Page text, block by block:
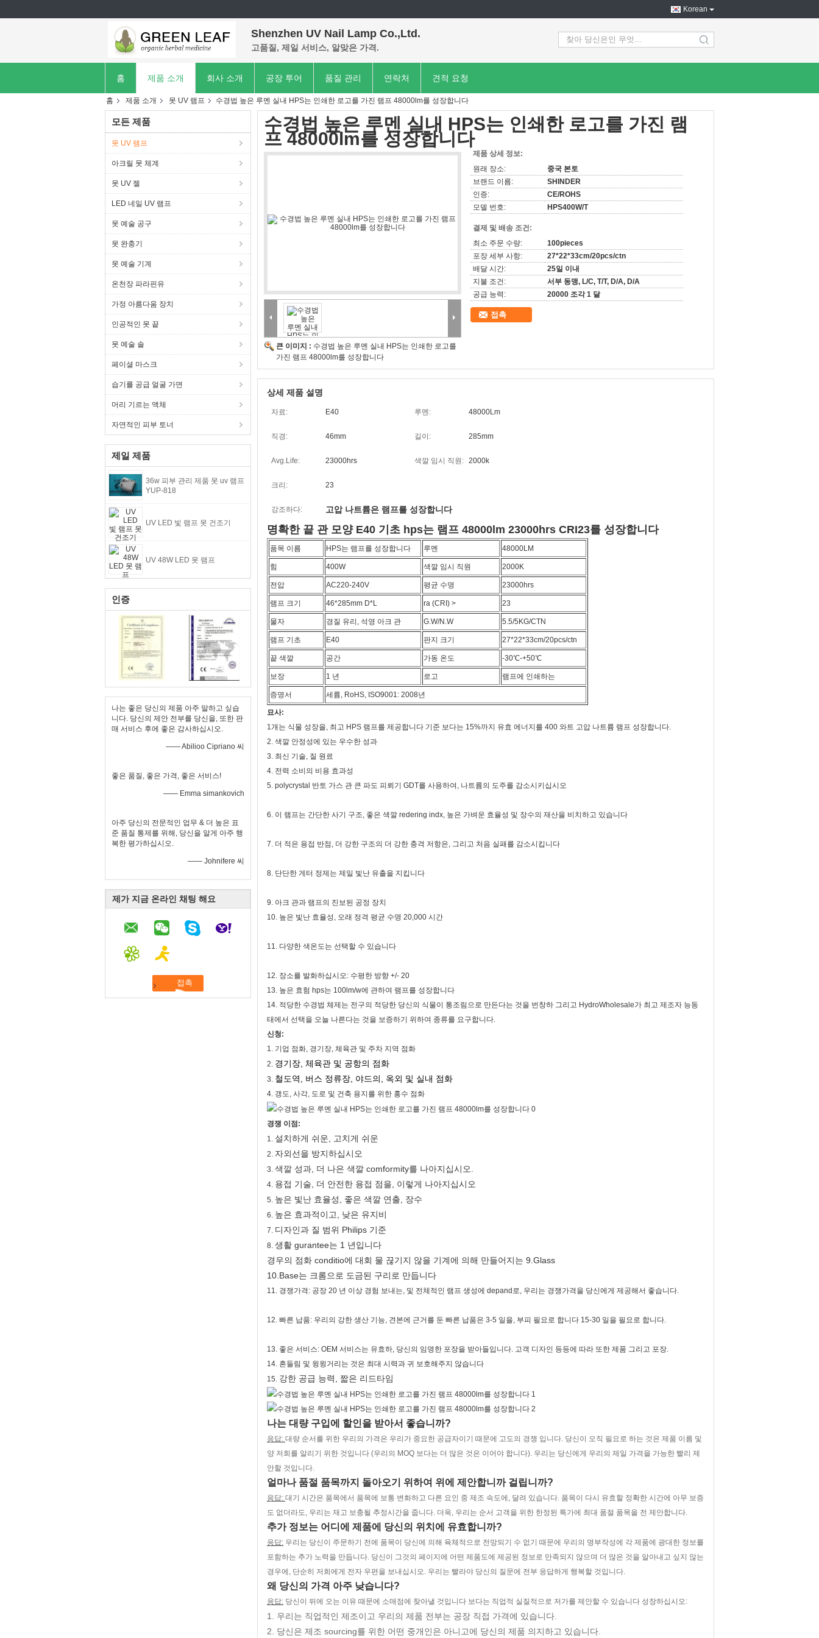
Korean
Shenzhen UV Nail Lamp Co.,Ltd.
고품질, 제일 서비스, 알맞은 가격. search
홈 제품 소개 회사 소개 공장 투어 품질 관리 연락처 견적 요청
홈 제품 소개 못 UV 램프 수경법 높은 루멘 실내 HPS는 인쇄한 로고를 가진 램프 48000lm를 성장합니다
모든 제품
못 UV 램프
아크릴 못 체계
못 UV 젤
LED 네일 UV 램프
못 예술 공구
못 완충기
못 예술 기계
온천장 파라핀유
가정 아름다움 장치
인공적인 못 끝
못 예술 솔
페이셜 마스크
습기를 공급 얼굴 가면
머리 기르는 액체
자연적인 피부 토너
제일 제품
36w 피부 관리 제품 못 uv 램프
YUP-818
UV LED 빛 램프 못 건조기
UV 48W LED 못 램프
인증
나는 좋은 당신의 제품 아주 말하고 싶습
니다. 당신의 제안 전부를 당신을, 또한 판
매 서비스 후에 좋은 감사하십시오.
—— Abilioo Cipriano 씨
좋은 품질, 좋은 가격, 좋은 서비스!
—— Emma simankovich
아주 당신의 전문적인 업무 & 더 높은 표
준 품질 통제를 위해, 당신을 알게 아주 행
복한 평가하십시오.
—— Johnifere 씨
제가 지금 온라인 채팅 해요
수경법 높은 루멘 실내 HPS는 인쇄한 로고를 가진 램
프 48000lm를 성장합니다
큰 이미지 : 수경법 높은 루멘 실내 HPS는 인쇄한 로고를
가진 램프 48000lm를 성장합니다
제품 상세 정보:
원래 장소:
중국 본토
브랜드 이름:
SHINDER
인증:
CE/ROHS
모델 번호:
HPS400W/T
결제 및 배송 조건:
최소 주문 수량:
100pieces
포장 세부 사항:
27*22*33cm/20pcs/ctn
배달 시간:
25일 이내
지불 조건:
서부 동맹, L/C, T/T, D/A, D/A
공급 능력:
20000 조각 1 달
접촉
상세 제품 설명
자료: E40 루멘: 48000Lm
직경: 46mm 길이: 285mm
Avg.Life: 23000hrs 색깔 임시 직원: 2000k
크리: 23
강조하다: 고압 나트륨은 램프를 성장합니다
명확한 끝 관 모양 E40 기초 hps는 램프 48000lm 23000hrs CRI23를 성장합니다
품목 이름 HPS는 램프를 성장합니다 루멘 48000LM
힘 400W 색깔 임시 직원 2000K
전압 AC220-240V 평균 수명 23000hrs
램프 크기 46*285mm D*L ra (CRI) > 23
물자 경질 유리, 석영 아크 관 G.W/N.W 5.5/5KG/CTN
램프 기초 E40 판지 크기 27*22*33cm/20pcs/ctn
끝 색깔 공간 가동 온도 -30℃-+50℃
보장 1 년 로고 램프에 인쇄하는
증명서 세륨, RoHS, ISO9001: 2008년
묘사:
1개는 식물 성장을, 최고 HPS 램프를 제공합니다 기준 보다는 15%까지 유효 에너지를 400 와트 고압 나트륨 램프 성장합니다.
2. 색깔 안정성에 있는 우수한 성과
3. 최신 기술, 질 원료
4. 전력 소비의 비용 효과성
5. polycrystal 반토 가스 관 큰 파도 피뢰기 GDT를 사용하여, 나트륨의 도주를 감소시키십시오
6. 이 램프는 간단한 사기 구조, 좋은 색깔 redering indx, 높은 가벼운 효율성 및 장수의 재산을 비치하고 있습니다
7. 더 적은 용접 반점, 더 강한 구조의 더 강한 충격 저항은, 그리고 처음 실패를 감소시킵니다
8. 단단한 게터 정제는 제일 빛난 유출을 지킵니다
9. 아크 관과 램프의 진보된 공정 장치
10. 높은 빛난 효율성, 오래 정격 평균 수명 20,000 시간
11. 다양한 색온도는 선택할 수 있습니다
12. 장소를 발화하십시오: 수평한 방향 +/- 20
13. 높은 효험 hps는 100lm/w에 관하여 램프를 성장합니다
14. 적당한 수경법 체제는 전구의 적당한 당신의 식물이 통조림으로 만든다는 것을 번창하 그리고 HydroWholesale가 최고 제조자 능동
태에서 선택을 오늘 나른다는 것을 보증하기 위하여 종류를 요구합니다.
신청:
1. 기업 점화, 경기장, 체육관 및 주차 지역 점화
2. 경기장, 체육관 및 공항의 점화
3. 철도역, 버스 정류장, 야드의, 옥외 및 실내 점화
4. 갱도, 사각, 도로 및 건축 용지를 위한 홍수 점화
경쟁 이점:
1. 설치하게 쉬운, 고치게 쉬운
2. 자외선을 방지하십시오
3. 색깔 성과, 더 나은 색깔 comformity를 나아지십시오.
4. 용접 기술, 더 안전한 용접 점을, 이렇게 나아지십시오
5. 높은 빛난 효율성, 좋은 색깔 연출, 장수
6. 높은 효과적이고, 낮은 유지비
7. 디자인과 질 범위 Philips 기준
8. 생활 gurantee는 1 년입니다
경우의 점화 conditio에 대회 물 끊기지 않을 기계에 의해 만들어지는 9.Glass
10.Base는 크롬으로 도금된 구리로 만듭니다
11. 경쟁가격: 공장 20 년 이상 경험 보내는, 및 전체적인 램프 생성에 depand로, 우리는 경쟁가격을 당신에게 제공해서 좋습니다.
12. 빠른 납품: 우리의 강한 생산 기능, 견본에 근거를 둔 빠른 납품은 3-5 일을, 부피 필요로 합니다 15-30 일을 필요로 합니다.
13. 좋은 서비스: OEM 서비스는 유효하, 당신의 임명한 포장을 받아들입니다. 고객 디자인 등등에 따라 또한 제품 그리고 포장.
14. 흔들림 및 윙윙거리는 것은 최대 시력과 귀 보호해주지 않습니다
15. 강한 공급 능력, 짧은 리드타임
나는 대량 구입에 할인을 받아서 좋습니까?
응답: 대량 순서를 위한 우리의 가격은 우리가 중요한 공급자이기 때문에 고도의 경쟁 입니다. 당신이 오직 필요로 하는 것은 제품 이름 및
양 저희를 알리기 위한 것입니다 (우리의 MOQ 보다는 더 많은 것은 이어야 합니다). 우리는 당신에게 우리의 제일 가격을 가능한 빨리 제
안할 것입니다.
얼마나 품절 품목까지 돌아오기 위하여 위에 제안합니까 걸립니까?
응답: 대기 시간은 품목에서 품목에 보통 변화하고 다른 요인 중 제조 속도에, 달려 있습니다. 품목이 다시 유효할 정확한 시간에 아무 보증
도 없더라도, 우리는 재고 보충될 추정시간을 줍니다. 더욱, 우리는 순서 고객을 위한 한정된 특가에 최대 품절 품목을 전 제안합니다.
추가 정보는 어디에 제품에 당신의 위치에 유효합니까?
응답: 우리는 당신이 주문하기 전에 품목이 당신에 의해 육체적으로 전망되기 수 없기 때문에 우리의 명부작성에 각 제품에 광대한 정보를
포함하는 추가 노력을 만듭니다. 당신이 그것의 페이지에 어떤 제품도에 제공된 정보로 만족되지 않으며 더 많은 것을 알아내고 싶지 않는
경우에, 단순히 저희에게 전자 우편을 보내십시오. 우리는 빨라야 당신의 질문에 전부 응답하게 행복할 것입니다.
왜 당신의 가격 아주 낮습니다?
응답: 당신이 뒤에 오는 이유 때문에 소매점에 찾아낼 것입니다 보다는 직업적 실질적으로 저가를 제안할 수 있습니다 성장하십시오:
1. 우리는 직업적인 제조이고 우리의 제품 전부는 공장 직접 가격에 있습니다.
2. 당신은 제조 sourcing를 위한 어떤 중개인은 아니고에 당신의 제품 의지하고 있습니다.